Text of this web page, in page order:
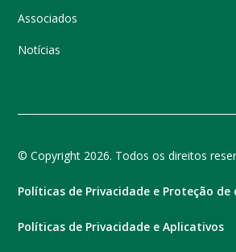
Associados
Notícias
© Copyright 2026. Todos os direitos
Políticas de Privacidade e Proteção de
Políticas de Privacidade e Aplicativos